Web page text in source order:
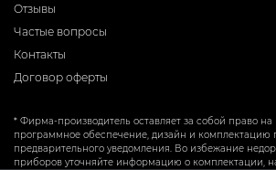
Отзывы
Частые вопросы
Контакты
Договор оферты
* Фирма-производитель оставляет за собой право
программное обеспечение, дизайн и комплектацию
предварительного уведомления. Во избежание
приборов уточняйте информацию о комплектации,